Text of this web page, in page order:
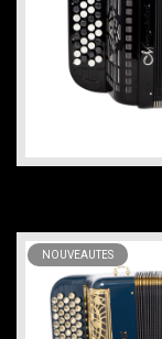
NOUVEAUTES